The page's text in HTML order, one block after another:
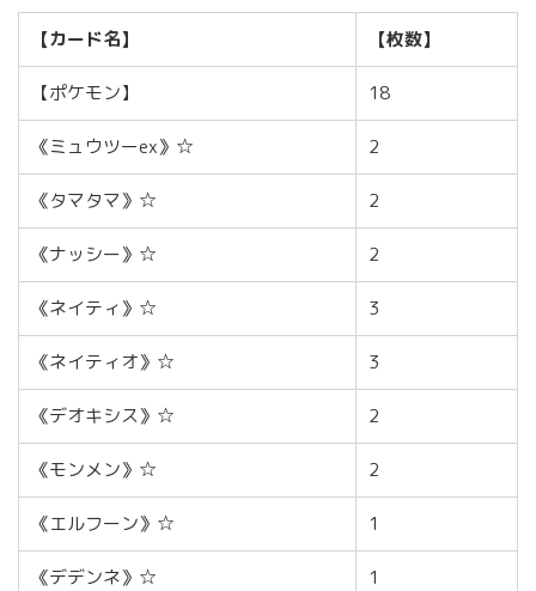
【カード名】 【枚数】
【ポケモン】 18
《ミュウツーex》☆ 2
《タマタマ》☆ 2
《ナッシー》☆ 2
《ネイティ》☆ 3
《ネイティオ》☆ 3
《デオキシス》☆ 2
《モンメン》☆ 2
《エルフーン》☆ 1
《デデンネ》☆ 1